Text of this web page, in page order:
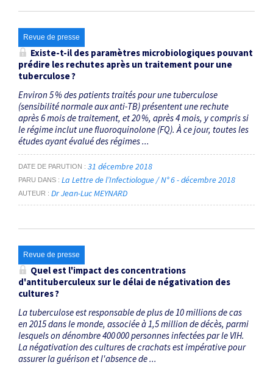
Revue de presse
Existe-t-il des paramètres microbiologiques pouvant
prédire les rechutes après un traitement pour une
tuberculose ?
Environ 5 % des patients traités pour une tuberculose
(sensibilité normale aux anti-TB) présentent une rechute
après 6 mois de traitement, et 20 %, après 4 mois, y compris si
le régime inclut une fluoroquinolone (FQ). À ce jour, toutes les
études ayant évalué des régimes ...
DATE DE PARUTION 31 décembre 2018
PARU DANS La Lettre de l’Infectiologue / N° 6 - décembre 2018
AUTEUR Dr Jean-Luc MEYNARD
Revue de presse
Quel est l'impact des concentrations
d'antituberculeux sur le délai de négativation des
cultures ?
La tuberculose est responsable de plus de 10 millions de cas
en 2015 dans le monde, associée à 1,5 million de décès, parmi
lesquels on dénombre 400 000 personnes infectées par le VIH.
La négativation des cultures de crachats est impérative pour
assurer la guérison et l'absence de ...